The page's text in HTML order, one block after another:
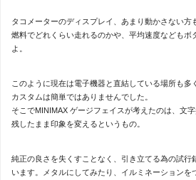
タコメーターのディスプレイ、あまり動かさない方
燃料でどれくらい走れるのかや、平均速度などもボ
よ。
このように現在は電子機器と直結している場所も多
カスタムは簡単ではありませんでした。
そこでMINIMAX ゲージフェイスが考えたのは、文
残したまま印象を変えるというもの。
純正の良さを失くすことなく、引き立てる為の試行
います。メタルにしてみたり、イルミネーションを